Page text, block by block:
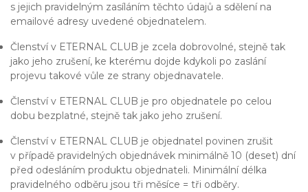
s jejich pravidelným zasíláním těchto údajů a sdělení na
emailové adresy uvedené objednatelem.
Členství v ETERNAL CLUB je zcela dobrovolné, stejně tak
jako jeho zrušení, ke kterému dojde kdykoli po zaslání
projevu takové vůle ze strany objednavatele.
Členství v ETERNAL CLUB je pro objednatele po celou
dobu bezplatné, stejně tak jako jeho zrušení.
Členství v ETERNAL CLUB je objednatel povinen zrušit
v případě pravidelných objednávek minimálně 10 (deset) dní
před odesláním produktu objednateli. Minimální délka
pravidelného odběru jsou tři měsíce = tři odběry.